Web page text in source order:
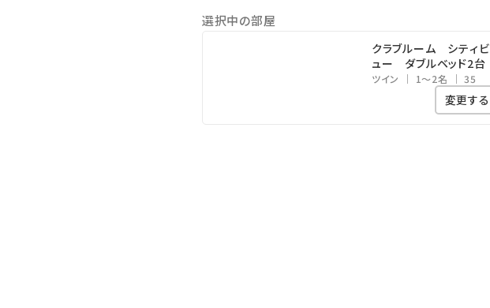
選択中の部屋
クラブルーム シティビ
ュー ダブルベッド2台
ツイン 1～2名 35
変更する